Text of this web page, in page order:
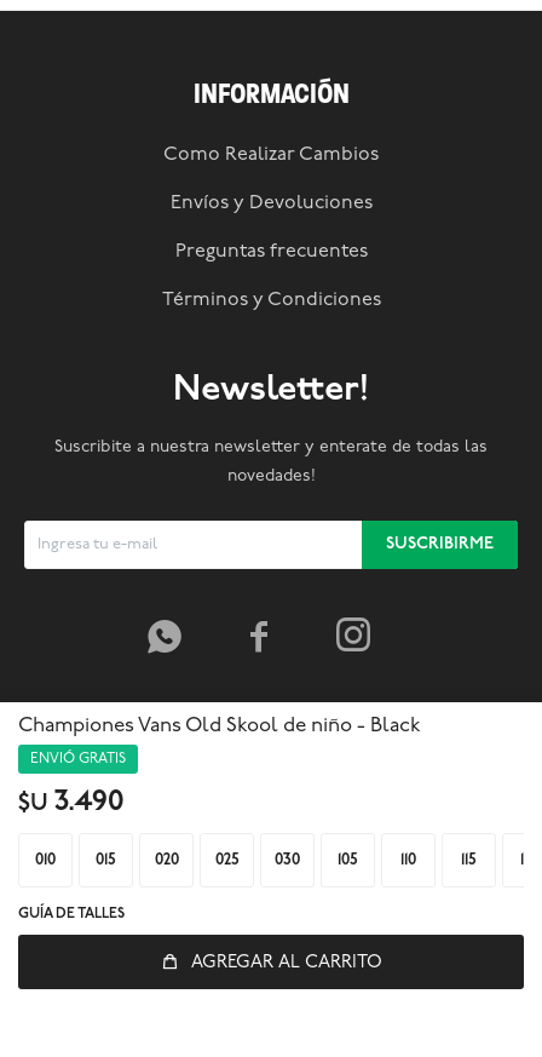
Championes Vans Old Skool de niño - Black
ENVIÓ GRATIS
$U 3.490
010 015 020 025 030 105 110 115
GUÍA DE TALLES
AGREGAR AL CARRITO
INFORMACIÓN
Como Realizar Cambios
Envíos y Devoluciones
Preguntas frecuentes
Términos y Condiciones
Newsletter!
Suscribite a nuestra newsletter y enterate de todas las
novedades!
SUSCRIBIRME
  